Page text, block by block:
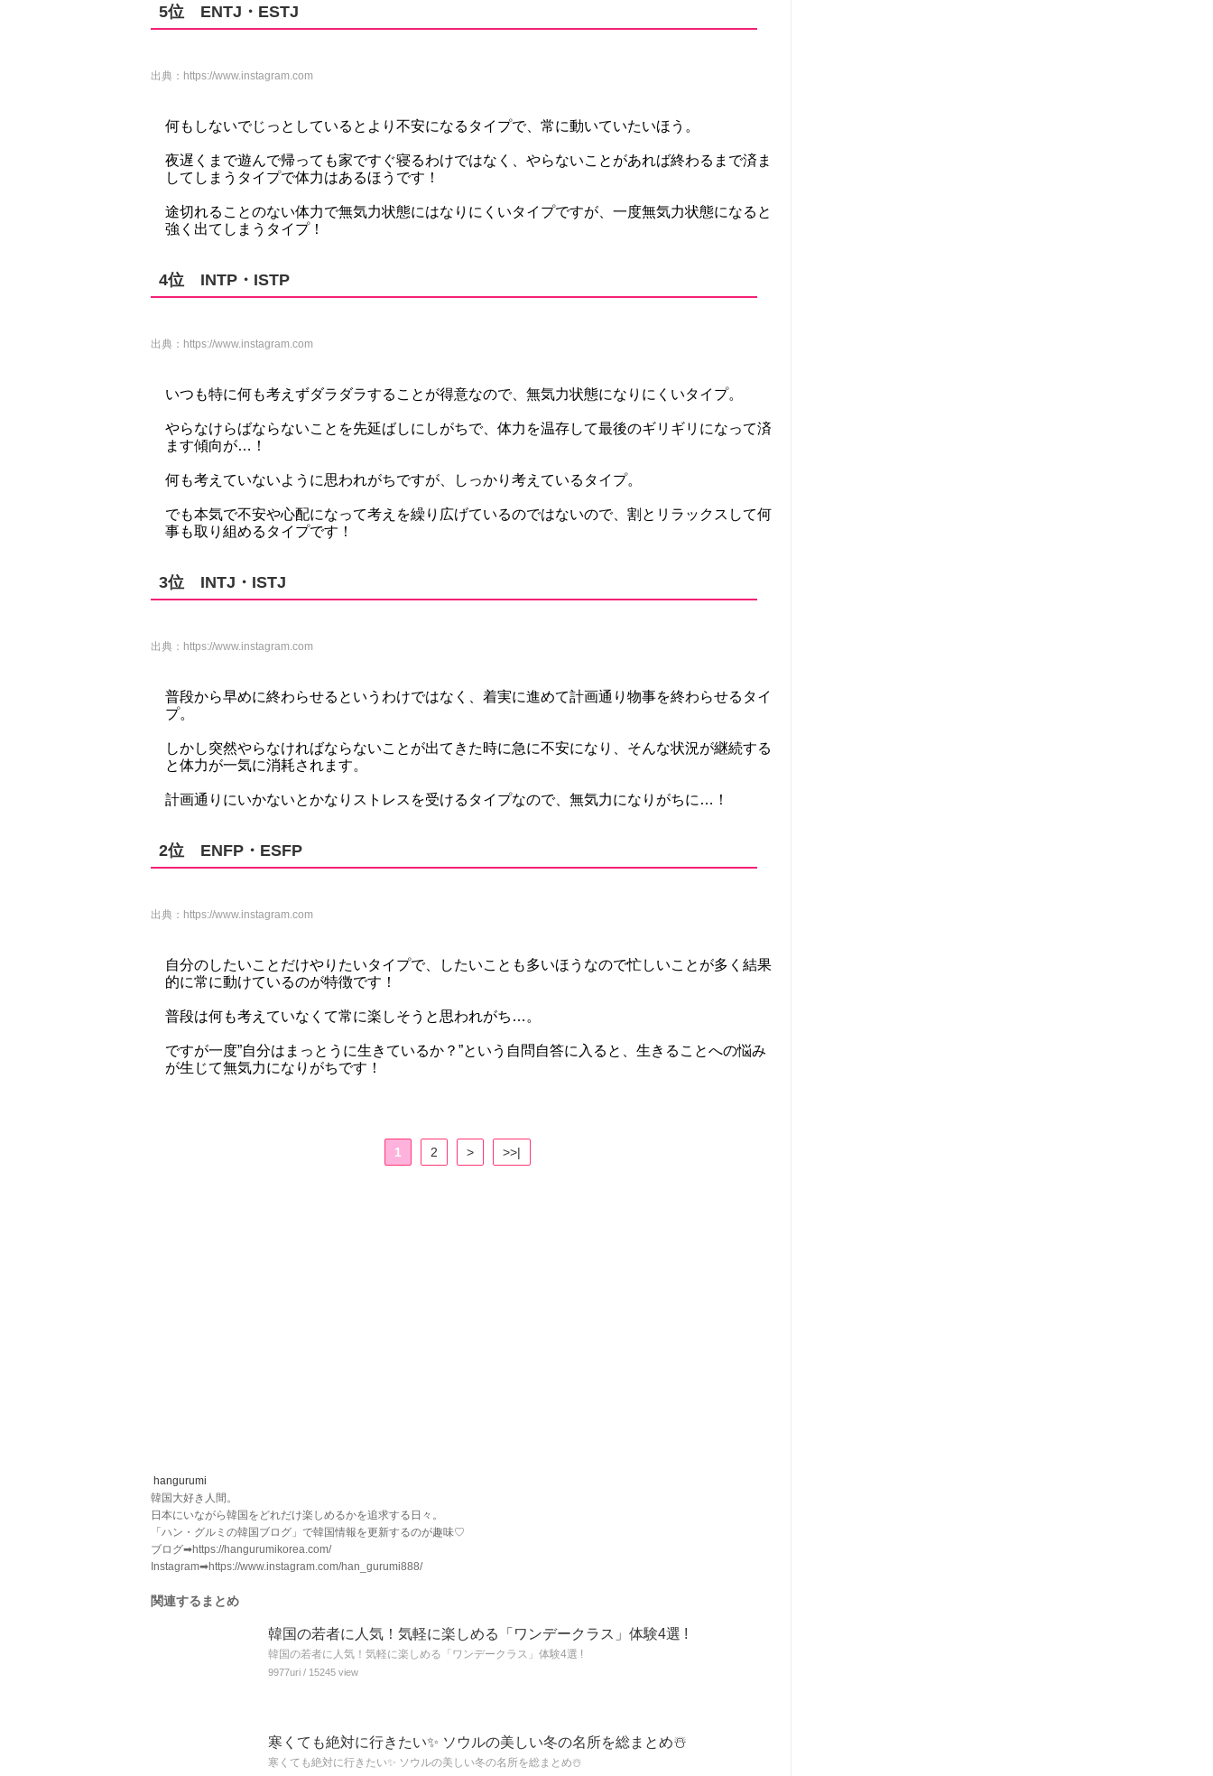
5位 ENTJ・ESTJ
出典： https://www.instagram.com
何もしないでじっとしているとより不安になるタイプで、常に動いていたいほう。
夜遅くまで遊んで帰っても家ですぐ寝るわけではなく、やらないことがあれば終わるまで済ま
してしまうタイプで体力はあるほうです！
途切れることのない体力で無気力状態にはなりにくいタイプですが、一度無気力状態になると
強く出てしまうタイプ！
4位 INTP・ISTP
出典： https://www.instagram.com
いつも特に何も考えずダラダラすることが得意なので、無気力状態になりにくいタイプ。
やらなけらばならないことを先延ばしにしがちで、体力を温存して最後のギリギリになって済
ます傾向が…！
何も考えていないように思われがちですが、しっかり考えているタイプ。
でも本気で不安や心配になって考えを繰り広げているのではないので、割とリラックスして何
事も取り組めるタイプです！
3位 INTJ・ISTJ
出典： https://www.instagram.com
普段から早めに終わらせるというわけではなく、着実に進めて計画通り物事を終わらせるタイ
プ。
しかし突然やらなければならないことが出てきた時に急に不安になり、そんな状況が継続する
と体力が一気に消耗されます。
計画通りにいかないとかなりストレスを受けるタイプなので、無気力になりがちに…！
2位 ENFP・ESFP
出典： https://www.instagram.com
自分のしたいことだけやりたいタイプで、したいことも多いほうなので忙しいことが多く結果
的に常に動けているのが特徴です！
普段は何も考えていなくて常に楽しそうと思われがち…。
ですが一度”自分はまっとうに生きているか？”という自問自答に入ると、生きることへの悩み
が生じて無気力になりがちです！
1 2 > >>|
hangurumi
韓国大好き人間。
日本にいながら韓国をどれだけ楽しめるかを追求する日々。
「ハン・グルミの韓国ブログ」で韓国情報を更新するのが趣味♡
ブログ➡https://hangurumikorea.com/
Instagram➡https://www.instagram.com/han_gurumi888/
関連するまとめ
韓国の若者に人気！気軽に楽しめる「ワンデークラス」体験4選 !
韓国の若者に人気！気軽に楽しめる「ワンデークラス」体験4選 !
9977uri / 15245 view
寒くても絶対に行きたい✨ ソウルの美しい冬の名所を総まとめ☃️
寒くても絶対に行きたい✨ ソウルの美しい冬の名所を総まとめ☃️